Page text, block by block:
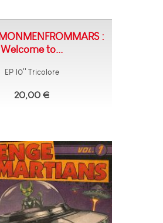
:
Welcome to...
EP 10'' Tricolore
20,00 €